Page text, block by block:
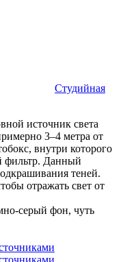
Студийная
источник света
3–4 метра от
внутри которого
фильтр. Данный
теней.
отражать свет от
серый фон, чуть